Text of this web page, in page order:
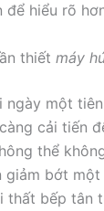
để hiểu rõ
thiết máy
ngày một
cải tiến
thể
giảm bớt
thất bếp tân